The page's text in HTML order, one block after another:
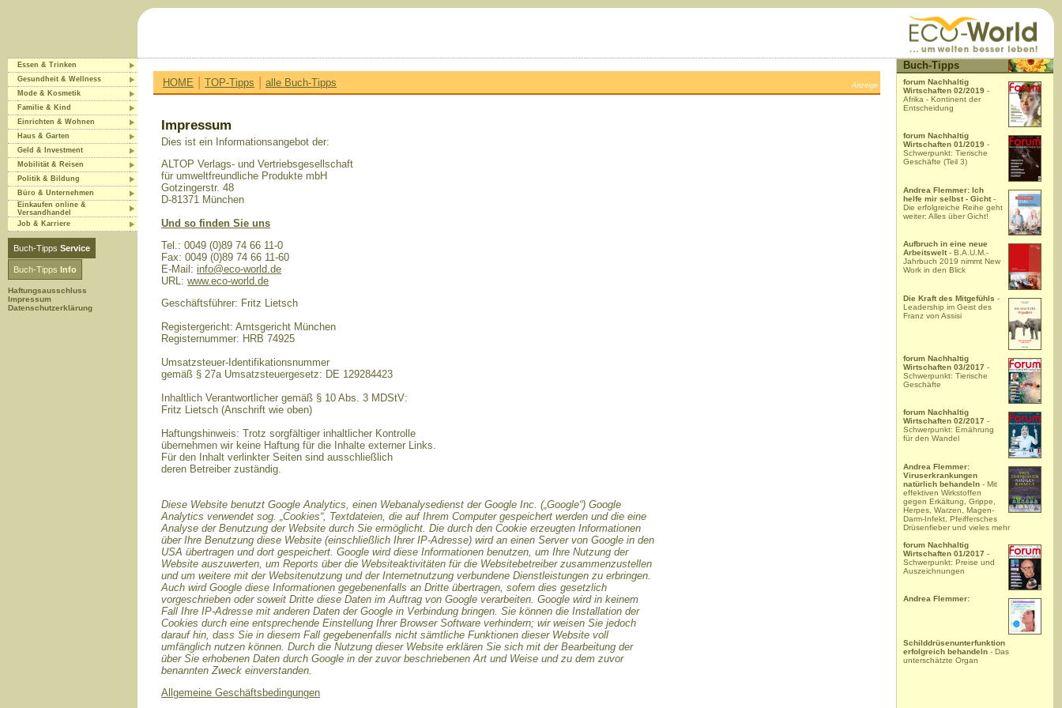
Essen & Trinken
Gesundheit & Wellness
Mode & Kosmetik
Familie & Kind
Einrichten & Wohnen
Haus & Garten
Geld & Investment
Mobilität & Reisen
Politik & Bildung
Büro & Unternehmen
Einkaufen online &
Versandhandel
Job & Karriere
Buch-Tipps Service
Buch-Tipps Info
Haftungsausschluss
Impressum
Datenschutzerklärung
HOME | TOP-Tipps | alle Buch-Tipps Anzeige
Impressum
Dies ist ein Informationsangebot der:
ALTOP Verlags- und Vertriebsgesellschaft
für umweltfreundliche Produkte mbH
Gotzingerstr. 48
D-81371 München
Und so finden Sie uns
Tel.: 0049 (0)89 74 66 11-0
Fax: 0049 (0)89 74 66 11-60
E-Mail: info@eco-world.de
URL: www.eco-world.de
Geschäftsführer: Fritz Lietsch
Registergericht: Amtsgericht München
Registernummer: HRB 74925
Umsatzsteuer-Identifikationsnummer
gemäß § 27a Umsatzsteuergesetz: DE 129284423
Inhaltlich Verantwortlicher gemäß § 10 Abs. 3 MDStV:
Fritz Lietsch (Anschrift wie oben)
Haftungshinweis: Trotz sorgfältiger inhaltlicher Kontrolle
übernehmen wir keine Haftung für die Inhalte externer Links.
Für den Inhalt verlinkter Seiten sind ausschließlich
deren Betreiber zuständig.
Diese Website benutzt Google Analytics, einen Webanalysedienst der Google Inc. („Google“) Google
Analytics verwendet sog. „Cookies“, Textdateien, die auf Ihrem Computer gespeichert werden und die eine
Analyse der Benutzung der Website durch Sie ermöglicht. Die durch den Cookie erzeugten Informationen
über Ihre Benutzung diese Website (einschließlich Ihrer IP-Adresse) wird an einen Server von Google in den
USA übertragen und dort gespeichert. Google wird diese Informationen benutzen, um Ihre Nutzung der
Website auszuwerten, um Reports über die Websiteaktivitäten für die Websitebetreiber zusammenzustellen
und um weitere mit der Websitenutzung und der Internetnutzung verbundene Dienstleistungen zu erbringen.
Auch wird Google diese Informationen gegebenenfalls an Dritte übertragen, sofern dies gesetzlich
vorgeschrieben oder soweit Dritte diese Daten im Auftrag von Google verarbeiten. Google wird in keinem
Fall Ihre IP-Adresse mit anderen Daten der Google in Verbindung bringen. Sie können die Installation der
Cookies durch eine entsprechende Einstellung Ihrer Browser Software verhindern; wir weisen Sie jedoch
darauf hin, dass Sie in diesem Fall gegebenenfalls nicht sämtliche Funktionen dieser Website voll
umfänglich nutzen können. Durch die Nutzung dieser Website erklären Sie sich mit der Bearbeitung der
über Sie erhobenen Daten durch Google in der zuvor beschriebenen Art und Weise und zu dem zuvor
benannten Zweck einverstanden.
Allgemeine Geschäftsbedingungen
Buch-Tipps
forum Nachhaltig
Wirtschaften 02/2019 -
Afrika - Kontinent der
Entscheidung
forum Nachhaltig
Wirtschaften 01/2019 -
Schwerpunkt: Tierische
Geschäfte (Teil 3)
Andrea Flemmer: Ich
helfe mir selbst - Gicht -
Die erfolgreiche Reihe geht
weiter: Alles über Gicht!
Aufbruch in eine neue
Arbeitswelt - B.A.U.M.-
Jahrbuch 2019 nimmt New
Work in den Blick
Die Kraft des Mitgefühls -
Leadership im Geist des
Franz von Assisi
forum Nachhaltig
Wirtschaften 03/2017 -
Schwerpunkt: Tierische
Geschäfte
forum Nachhaltig
Wirtschaften 02/2017 -
Schwerpunkt: Ernährung
für den Wandel
Andrea Flemmer:
Viruserkrankungen
natürlich behandeln - Mit
effektiven Wirkstoffen
gegen Erkältung, Grippe,
Herpes, Warzen, Magen-
Darm-Infekt, Pfeiffersches
Drüsenfieber und vieles mehr
forum Nachhaltig
Wirtschaften 01/2017 -
Schwerpunkt: Preise und
Auszeichnungen
Andrea Flemmer:
Schilddrüsenunterfunktion
erfolgreich behandeln - Das
unterschätzte Organ